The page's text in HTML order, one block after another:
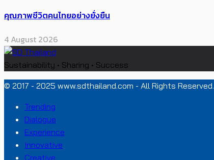
คุณภาพชีวิตคนไทยอย่างยั่งยืน
4 August 2026
Sustainability • Sharing • Success
© 2017 - 2025 www.sdthailand.com - All Rights Reserved.
Trending
Dialogue
Experience
Innovative
Creative